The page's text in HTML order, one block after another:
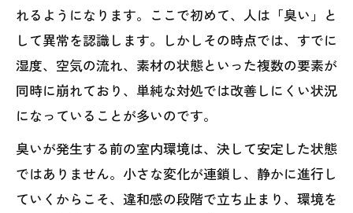
れるようになります。ここで初めて、人は「臭い」と
して異常を認識します。しかしその時点では、すでに
湿度、空気の流れ、素材の状態といった複数の要素が
同時に崩れており、単純な対処では改善しにくい状況
になっていることが多いのです。
臭いが発生する前の室内環境は、決して安定した状態
ではありません。小さな変化が連鎖し、静かに進行し
ていくからこそ、違和感の段階で立ち止まり、環境を